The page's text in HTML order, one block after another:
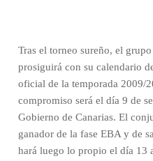
Tras el torneo sureño, el
prosiguirá con su calendario
oficial de la temporada 2009/
compromiso será el día 9 de
Gobierno de Canarias. El
ganador de la fase EBA y de
hará luego lo propio el día 13